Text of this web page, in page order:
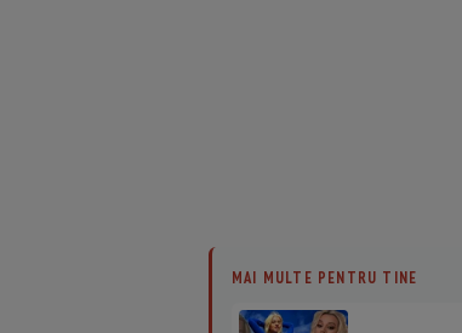
MAI MULTE PENTRU TINE